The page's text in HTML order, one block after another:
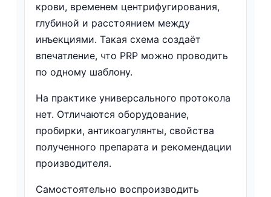
крови, временем центрифугирования,
глубиной и расстоянием между
инъекциями. Такая схема создаёт
впечатление, что PRP можно проводить
по одному шаблону.
На практике универсального протокола
нет. Отличаются оборудование,
пробирки, антикоагулянты, свойства
полученного препарата и рекомендации
производителя.
Самостоятельно воспроизводить